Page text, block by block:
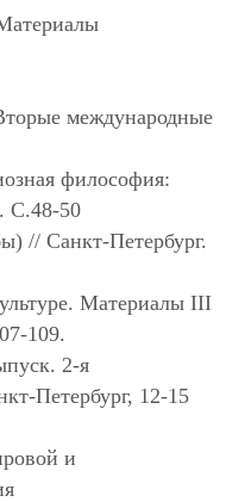
международные
философия:
С.48-50
// Санкт-Петербург.
Материалы III
109.
2-я
Петербург, 12-15
и